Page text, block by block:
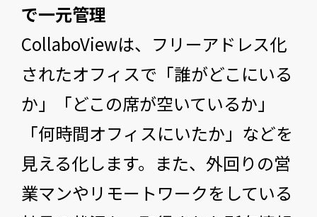
で一元管理
CollaboViewは、フリーアドレス化
されたオフィスで「誰がどこにいる
か」「どこの席が空いているか」
「何時間オフィスにいたか」などを
見える化します。また、外回りの営
業マンやリモートワークをしている